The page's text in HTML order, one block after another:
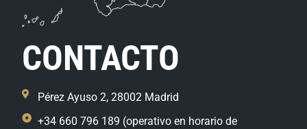
CONTACTO
Pérez Ayuso 2, 28002 Madrid
+34 660 796 189 (operativo en horario de